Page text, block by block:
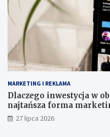
MARKETING I REKLAMA
Dlaczego inwestycja w
najtańsza forma
27 lipca 2026